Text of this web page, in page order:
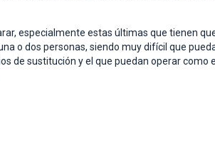
especialmente estas últimas que tienen
o dos personas, siendo muy difícil que
de sustitución y el que puedan operar como